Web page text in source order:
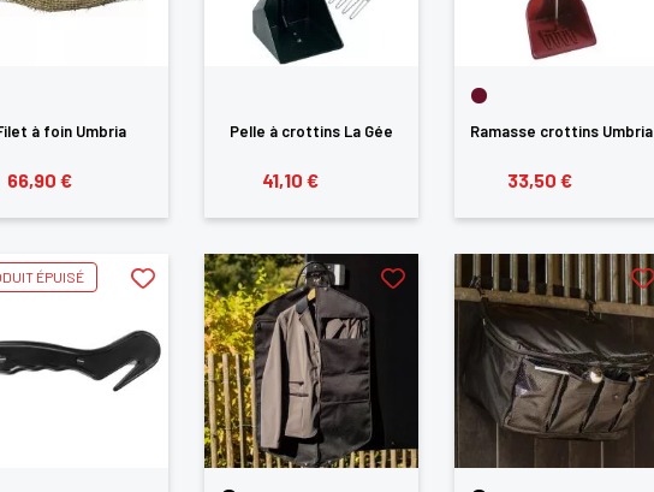
à foin Umbria
66,90 €
Pelle à crottins La Gée
41,10 €
Ramasse crottins Umbria
33,50 €
ÉPUISÉ